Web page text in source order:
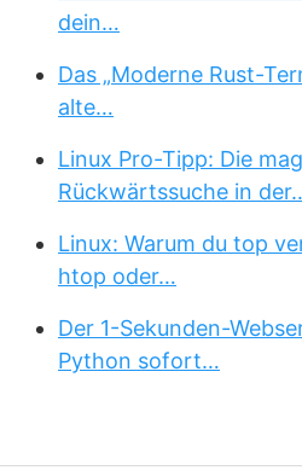
dein…
Das „Moderne Rust-
alte…
Linux Pro-Tipp: Die
Rückwärtssuche in
Linux: Warum du top
htop oder…
Der 1-Sekunden-
Python sofort…